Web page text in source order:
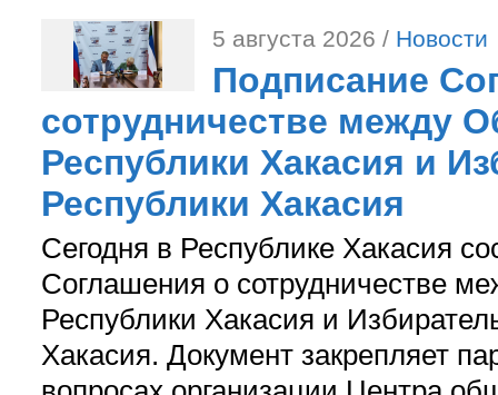
5 августа 2026 / Новости
Подписание
сотрудничестве между
Республики Хакасия и
Республики Хакасия
Сегодня в Республике Хакасия
Соглашения о сотрудничестве
Республики Хакасия и
Хакасия. Документ закрепляет